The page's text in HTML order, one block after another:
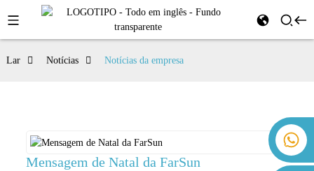
Lar Notícias Notícias da empresa
Mensagem de Natal da FarSun